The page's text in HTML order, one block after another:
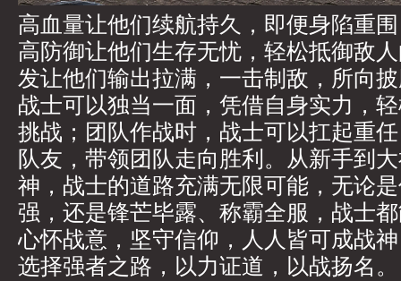
高血量让他们续航持久，即便身陷重
高防御让他们生存无忧，轻松抵御敌
发让他们输出拉满，一击制敌，所向
战士可以独当一面，凭借自身实力，
挑战；团队作战时，战士可以扛起重
队友，带领团队走向胜利。从新手到
神，战士的道路充满无限可能，无论
强，还是锋芒毕露、称霸全服，战士
心怀战意，坚守信仰，人人皆可成战
选择强者之路，以力证道，以战扬名。